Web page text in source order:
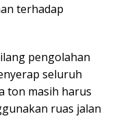
terhadap
pengolahan
seluruh
ton masih harus
ruas jalan